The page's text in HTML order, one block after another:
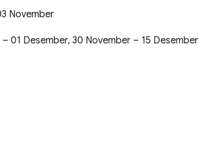
November
01 Desember, 30 November – 15 Desember